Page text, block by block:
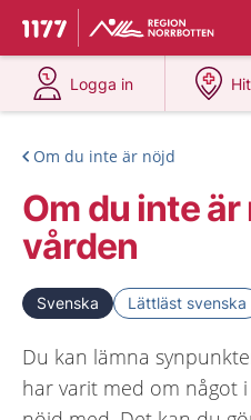
Till startsidan för 1177
Du har valt region
Logga in
på 1177.se
Om du inte är nöjd
Om du inte
vården
Svenska Lättläst svenska
Du kan lämna
har varit med om något